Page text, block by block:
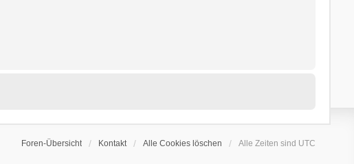
Foren-Übersicht Kontakt Alle Cookies löschen Alle Zeiten sind UTC